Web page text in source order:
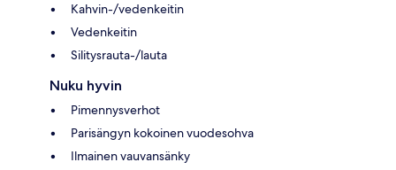
Kahvin-/vedenkeitin
Vedenkeitin
Silitysrauta-/lauta
Nuku hyvin
Pimennysverhot
Parisängyn kokoinen vuodesohva
Ilmainen vauvansänky